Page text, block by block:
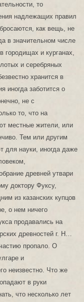
то
надлежащих правил
как вещь, не
в значительном числе
городищах и курганах,
и серебряных
хранится в
иногда заботится о
не с
то, что на
местные жители, или
Тем или другим
для науки, иногда даже
древней утвари
доктору Фуксу,
из казанских купцов
о нем ничего
продавались на
древностей г. Н…
пропало. О
и
неизвестно. Что же
в руки
что несколько лет